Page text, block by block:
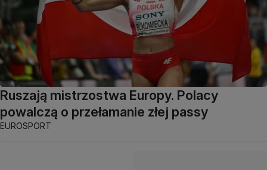
Ruszają mistrzostwa Europy. Polacy
powalczą o przełamanie złej passy
EUROSPORT